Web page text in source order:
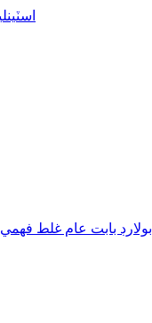
بولارڊ بابت عام غلط